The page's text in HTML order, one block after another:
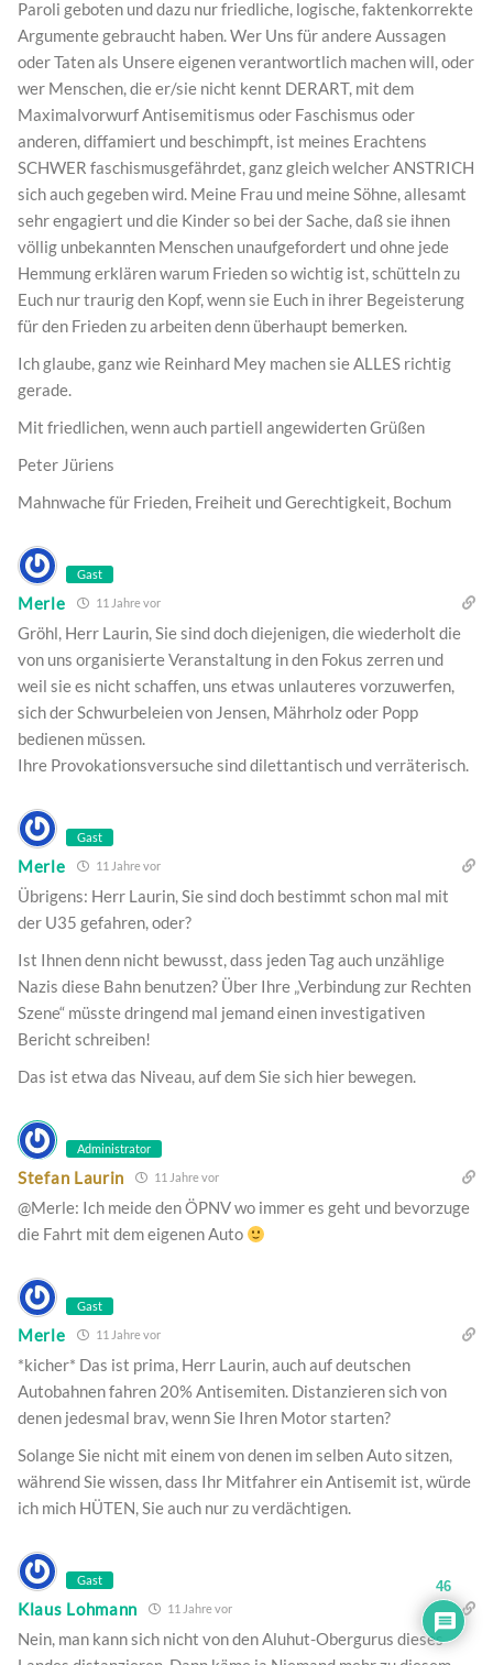
Paroli geboten und dazu nur friedliche, logische, faktenkorrekte
Argumente gebraucht haben. Wer Uns für andere Aussagen
oder Taten als Unsere eigenen verantwortlich machen will, oder
wer Menschen, die er/sie nicht kennt DERART, mit dem
Maximalvorwurf Antisemitismus oder Faschismus oder
anderen, diffamiert und beschimpft, ist meines Erachtens
SCHWER faschismusgefährdet, ganz gleich welcher ANSTRICH
sich auch gegeben wird. Meine Frau und meine Söhne, allesamt
sehr engagiert und die Kinder so bei der Sache, daß sie ihnen
völlig unbekannten Menschen unaufgefordert und ohne jede
Hemmung erklären warum Frieden so wichtig ist, schütteln zu
Euch nur traurig den Kopf, wenn sie Euch in ihrer Begeisterung
für den Frieden zu arbeiten denn überhaupt bemerken.
Ich glaube, ganz wie Reinhard Mey machen sie ALLES richtig
gerade.
Mit friedlichen, wenn auch partiell angewiderten Grüßen
Peter Jüriens
Mahnwache für Frieden, Freiheit und Gerechtigkeit, Bochum
Gast
Merle 11 Jahre vor
Gröhl, Herr Laurin, Sie sind doch diejenigen, die wiederholt die
von uns organisierte Veranstaltung in den Fokus zerren und
weil sie es nicht schaffen, uns etwas unlauteres vorzuwerfen,
sich der Schwurbeleien von Jensen, Mährholz oder Popp
bedienen müssen.
Ihre Provokationsversuche sind dilettantisch und verräterisch.
Gast
Merle 11 Jahre vor
Übrigens: Herr Laurin, Sie sind doch bestimmt schon mal mit
der U35 gefahren, oder?
Ist Ihnen denn nicht bewusst, dass jeden Tag auch unzählige
Nazis diese Bahn benutzen? Über Ihre „Verbindung zur Rechten
Szene“ müsste dringend mal jemand einen investigativen
Bericht schreiben!
Das ist etwa das Niveau, auf dem Sie sich hier bewegen.
Administrator
Stefan Laurin 11 Jahre vor
@Merle: Ich meide den ÖPNV wo immer es geht und bevorzuge
die Fahrt mit dem eigenen Auto
Gast
Merle 11 Jahre vor
*kicher* Das ist prima, Herr Laurin, auch auf deutschen
Autobahnen fahren 20% Antisemiten. Distanzieren sich von
denen jedesmal brav, wenn Sie Ihren Motor starten?
Solange Sie nicht mit einem von denen im selben Auto sitzen,
während Sie wissen, dass Ihr Mitfahrer ein Antisemit ist, würde
ich mich HÜTEN, Sie auch nur zu verdächtigen.
Gast
Klaus Lohmann 11 Jahre vor
Nein, man kann sich nicht von den Aluhut-Obergurus dieses
46